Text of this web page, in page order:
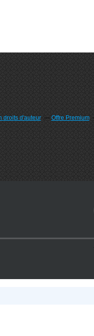
droits d'auteur Offre Premium